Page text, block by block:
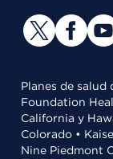
Planes de salud
Foundation
California y
Colorado •
Nine Piedmont